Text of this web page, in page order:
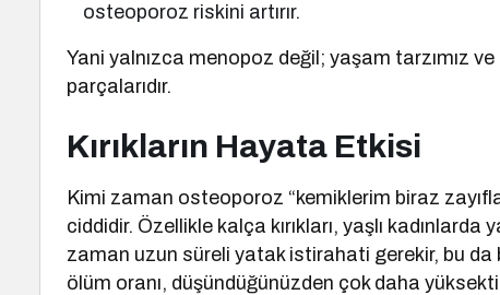
osteoporoz riskini artırır.
Yani yalnızca menopoz değil; yaşam tarzımız
parçalarıdır.
Kırıkların Hayata Etkisi
Kimi zaman osteoporoz “kemiklerim biraz
ciddidir. Özellikle kalça kırıkları, yaşlı
zaman uzun süreli yatak istirahati gerekir, bu da
ölüm oranı, düşündüğünüzden çok daha